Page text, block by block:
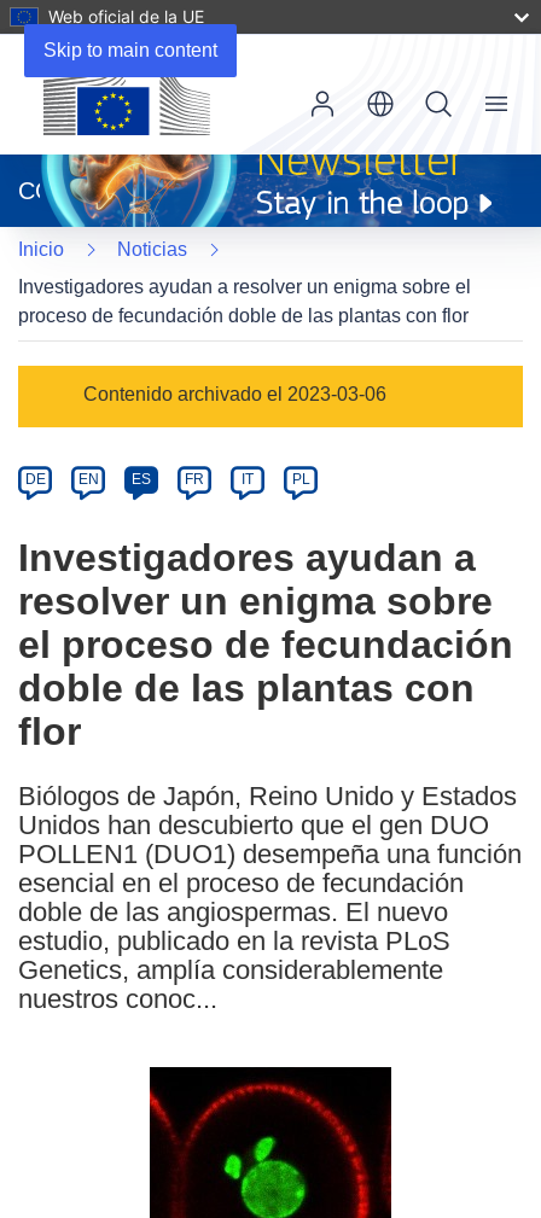
Skip to main content
Web oficial de la UE
abrirá
en
una
nueva
ventana)
CORDIS
Menu
Inicio
Noticias
Investigadores ayudan a resolver un enigma sobre el
proceso de fecundación doble de las plantas con flor
Category
Contenido archivado el 2023-03-06
Article
available
the
following
languages:
DE EN ES FR IT PL
Investigadores ayudan a
resolver un enigma sobre
el proceso de fecundación
doble de las plantas con
flor
Biólogos de Japón, Reino Unido y Estados
Unidos han descubierto que el gen DUO
POLLEN1 (DUO1) desempeña una función
esencial en el proceso de fecundación
doble de las angiospermas. El nuevo
estudio, publicado en la revista PLoS
Genetics, amplía considerablemente
nuestros conoc...